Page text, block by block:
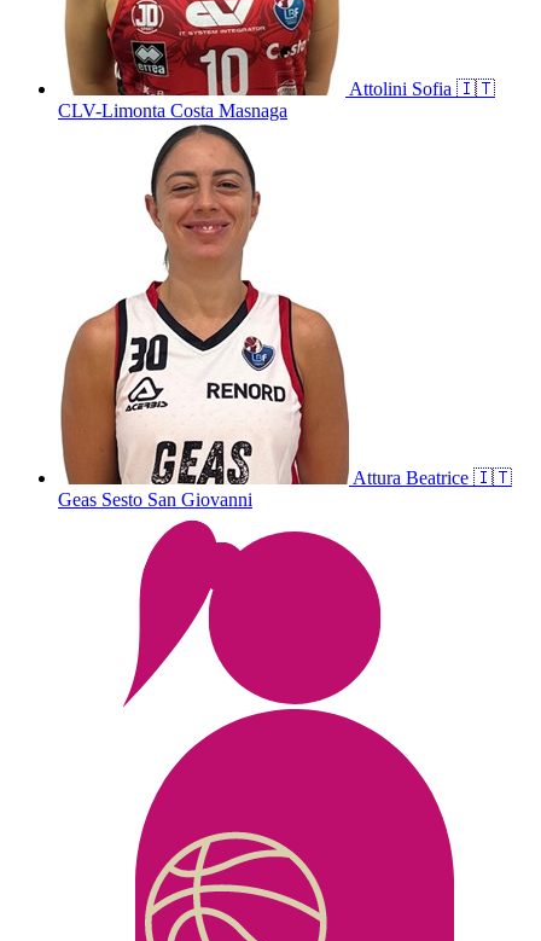
Attolini Sofia 🇮🇹
CLV-Limonta Costa Masnaga
Attura Beatrice 🇮🇹
Geas Sesto San Giovanni